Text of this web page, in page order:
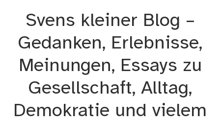
Svens kleiner Blog –
Gedanken, Erlebnisse,
Meinungen, Essays zu
Gesellschaft, Alltag,
Demokratie und vielem